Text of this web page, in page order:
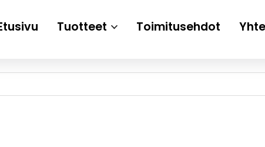
Tuotteet Toimitusehdot